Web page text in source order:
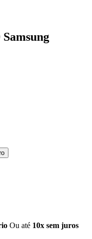
Ou até 10x sem juros